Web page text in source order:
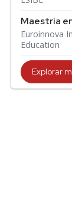
Maestría
Euroinnova
Education
Explorar